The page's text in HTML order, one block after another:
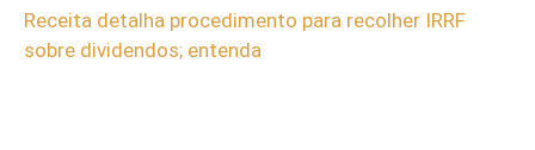
Receita detalha procedimento para recolher IRRF
sobre dividendos; entenda